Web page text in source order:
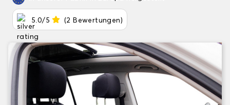
5.0/5 (2 Bewertungen)